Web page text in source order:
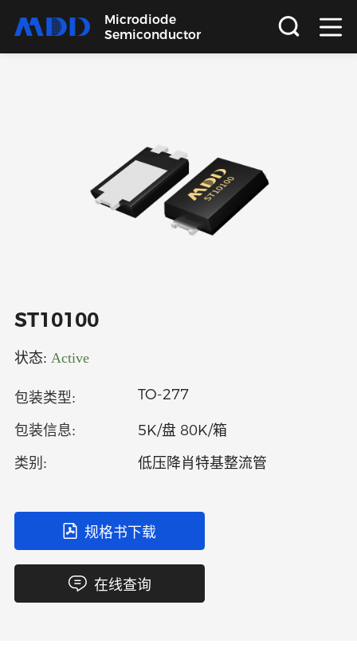
Microdiode
Semiconductor
关于
语言
ST10100
状态: Active
包装类型: TO-277
包装信息: 5K/盘 80K/箱
类别: 低压降肖特基整流管
规格书下载
在线查询